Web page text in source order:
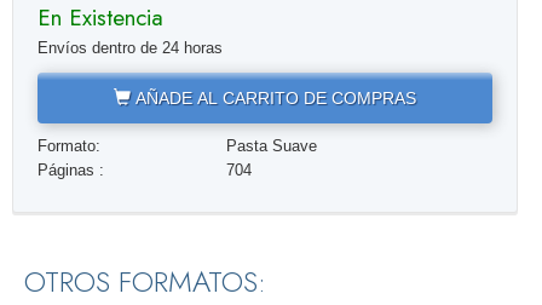
En Existencia
Envíos dentro de 24 horas
AÑADE AL CARRITO DE COMPRAS
Formato:
Pasta Suave
Páginas :
704
OTROS FORMATOS: